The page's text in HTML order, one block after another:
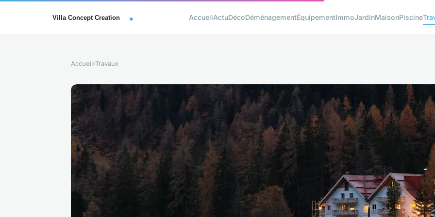
AccueilActuDécoDéménagementÉquipementImmoJardinMaisonPiscine
Accueil›Travaux